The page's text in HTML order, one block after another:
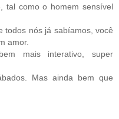
tal como o homem sensível
todos nós já sabíamos, você
amor.
mais interativo, super
Mas ainda bem que